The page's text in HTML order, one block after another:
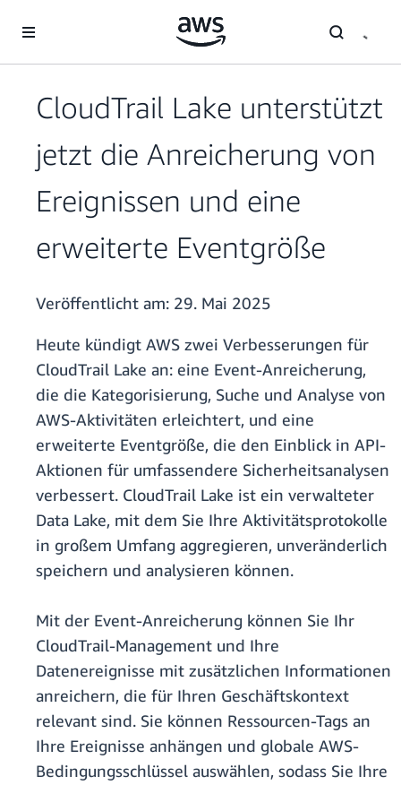
Überspringen zum Hauptinhalt
CloudTrail Lake unterstützt
jetzt die Anreicherung von
Ereignissen und eine
erweiterte Eventgröße
Veröffentlicht am: 29. Mai 2025
Heute kündigt AWS zwei Verbesserungen für
CloudTrail Lake an: eine Event-Anreicherung,
die die Kategorisierung, Suche und Analyse von
AWS-Aktivitäten erleichtert, und eine
erweiterte Eventgröße, die den Einblick in API-
Aktionen für umfassendere Sicherheitsanalysen
verbessert. CloudTrail Lake ist ein verwalteter
Data Lake, mit dem Sie Ihre Aktivitätsprotokolle
in großem Umfang aggregieren, unveränderlich
speichern und analysieren können.
Mit der Event-Anreicherung können Sie Ihr
CloudTrail-Management und Ihre
Datenereignisse mit zusätzlichen Informationen
anreichern, die für Ihren Geschäftskontext
relevant sind. Sie können Ressourcen-Tags an
Ihre Ereignisse anhängen und globale AWS-
Bedingungsschlüssel auswählen, sodass Sie Ihre